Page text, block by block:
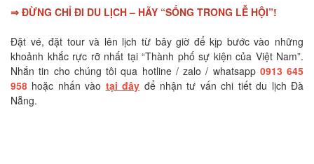
⇒ ĐỪNG CHỈ ĐI DU LỊCH – HÃY “SỐNG TRONG LỄ HỘI”!
Đặt vé, đặt tour và lên lịch từ bây giờ để kịp bước vào những
khoảnh khắc rực rỡ nhất tại “Thành phố sự kiện của Việt Nam”.
Nhắn tin cho chúng tôi qua hotline / zalo / whatsapp 0913 645
958 hoặc nhấn vào tại đây để nhận tư vấn chi tiết du lịch Đà
Nẵng.